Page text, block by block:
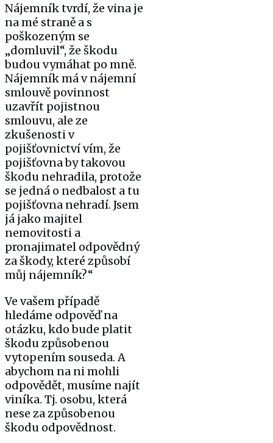
Nájemník tvrdí, že vina je
na mé straně a s
poškozeným se
„domluvil“, že škodu
budou vymáhat po mně.
Nájemník má v nájemní
smlouvě povinnost
uzavřít pojistnou
smlouvu, ale ze
zkušenosti v
pojišťovnictví vím, že
pojišťovna by takovou
škodu nehradila, protože
se jedná o nedbalost a tu
pojišťovna nehradí. Jsem
já jako majitel
nemovitosti a
pronajimatel odpovědný
za škody, které způsobí
můj nájemník?“
Ve vašem případě
hledáme odpověď na
otázku, kdo bude platit
škodu způsobenou
vytopením souseda. A
abychom na ni mohli
odpovědět, musíme najít
viníka. Tj. osobu, která
nese za způsobenou
škodu odpovědnost.